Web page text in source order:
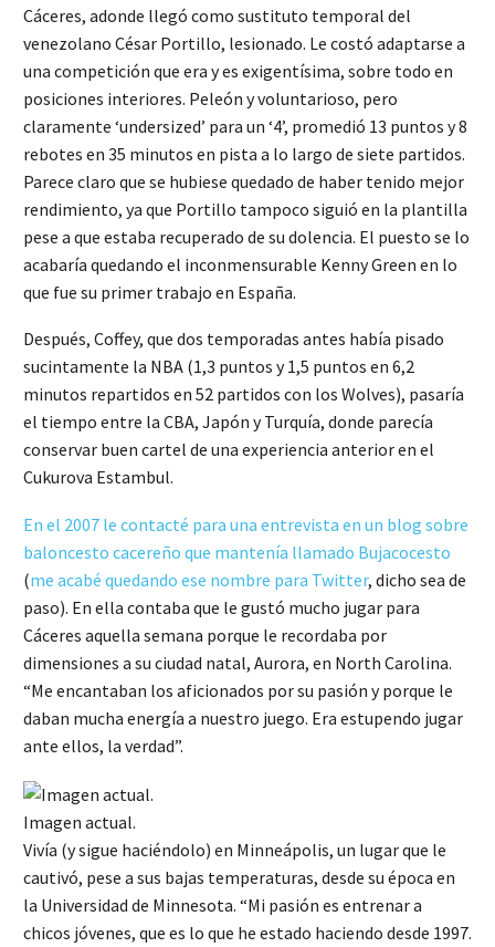
Cáceres, adonde llegó como sustituto temporal del
venezolano César Portillo, lesionado. Le costó adaptarse a
una competición que era y es exigentísima, sobre todo en
posiciones interiores. Peleón y voluntarioso, pero
claramente ‘undersized’ para un ‘4’, promedió 13 puntos y 8
rebotes en 35 minutos en pista a lo largo de siete partidos.
Parece claro que se hubiese quedado de haber tenido mejor
rendimiento, ya que Portillo tampoco siguió en la plantilla
pese a que estaba recuperado de su dolencia. El puesto se lo
acabaría quedando el inconmensurable Kenny Green en lo
que fue su primer trabajo en España.
Después, Coffey, que dos temporadas antes había pisado
sucintamente la NBA (1,3 puntos y 1,5 puntos en 6,2
minutos repartidos en 52 partidos con los Wolves), pasaría
el tiempo entre la CBA, Japón y Turquía, donde parecía
conservar buen cartel de una experiencia anterior en el
Cukurova Estambul.
En el 2007 le contacté para una entrevista en un blog sobre
baloncesto cacereño que mantenía llamado Bujacocesto
(me acabé quedando ese nombre para Twitter, dicho sea de
paso). En ella contaba que le gustó mucho jugar para
Cáceres aquella semana porque le recordaba por
dimensiones a su ciudad natal, Aurora, en North Carolina.
“Me encantaban los aficionados por su pasión y porque le
daban mucha energía a nuestro juego. Era estupendo jugar
ante ellos, la verdad”.
Imagen actual.
Vivía (y sigue haciéndolo) en Minneápolis, un lugar que le
cautivó, pese a sus bajas temperaturas, desde su época en
la Universidad de Minnesota. “Mi pasión es entrenar a
chicos jóvenes, que es lo que he estado haciendo desde 1997.